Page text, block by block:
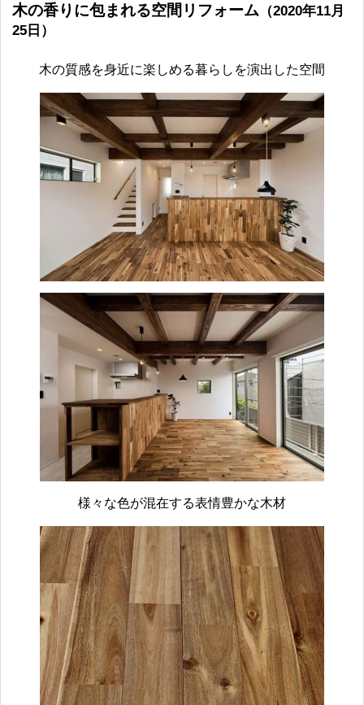
木の香りに包まれる空間リフォーム （2020年11月
25日）
木の質感を身近に楽しめる暮らしを演出した空間
様々な色が混在する表情豊かな木材